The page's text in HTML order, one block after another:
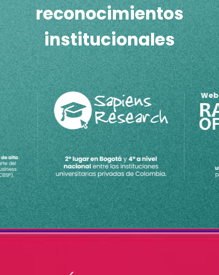
reconocimientos
institucionales